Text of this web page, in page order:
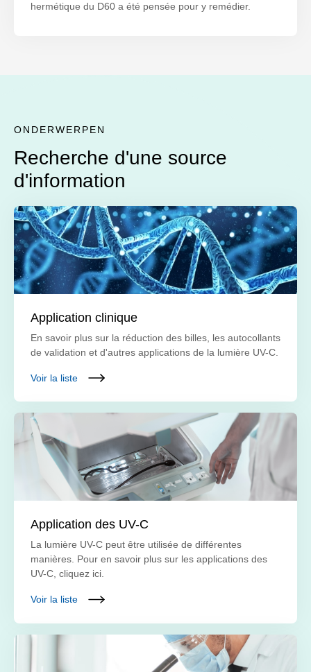
hermétique du D60 a été pensée pour y remédier.
ONDERWERPEN
Recherche d'une source
d'information
Application clinique
En savoir plus sur la réduction des billes, les autocollants
de validation et d'autres applications de la lumière UV-C.
Voir la liste
Application des UV-C
La lumière UV-C peut être utilisée de différentes
manières. Pour en savoir plus sur les applications des
UV-C, cliquez ici.
Voir la liste